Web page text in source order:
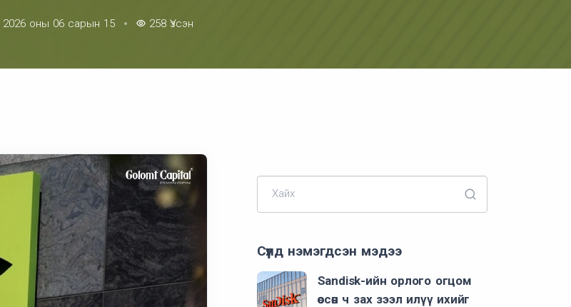
2026 оны 06 сарын 15 258 Үзсэн
Хайх
Сүүлд нэмэгдсэн мэдээ
Sandisk-ийн орлого огцом
өссөн ч зах зээл илүү ихийг